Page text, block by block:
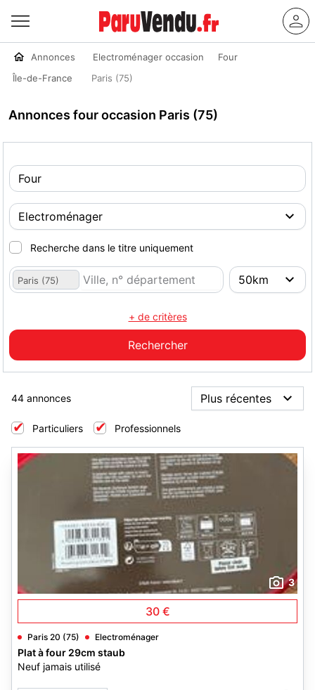
Annonces Electroménager occasion
Four
Île-de-France
Paris (75)
Annonces four occasion Paris (75)
Recherche dans le titre uniquement
Paris (75)
+ de critères
44 annonces
Particuliers Professionnels
3
30 €
Paris 20 (75) Electroménager
Plat à four 29cm staub
Neuf jamais utilisé